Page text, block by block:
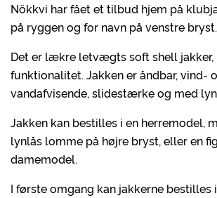
Nökkvi har fået et tilbud hjem på
på ryggen og for navn på venstre bryst.
Det er lækre letvægts soft shell jakker,
funktionalitet. Jakken er åndbar, vind-
vandafvisende, slidestærke og med
Jakken kan bestilles i en herremodel,
lynlås lomme på højre bryst, eller en
damemodel.
I første omgang kan jakkerne bestilles